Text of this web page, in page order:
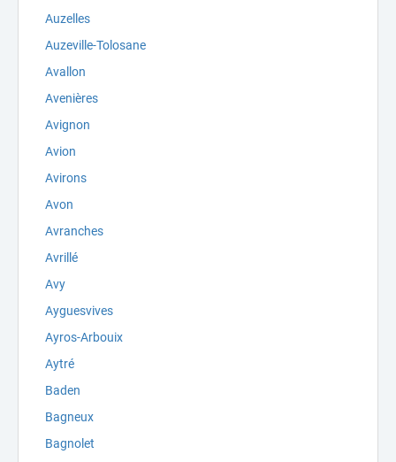
Auzelles
Auzeville-Tolosane
Avallon
Avenières
Avignon
Avion
Avirons
Avon
Avranches
Avrillé
Avy
Ayguesvives
Ayros-Arbouix
Aytré
Baden
Bagneux
Bagnolet